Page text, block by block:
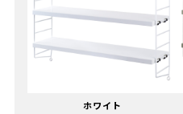
ホワイト